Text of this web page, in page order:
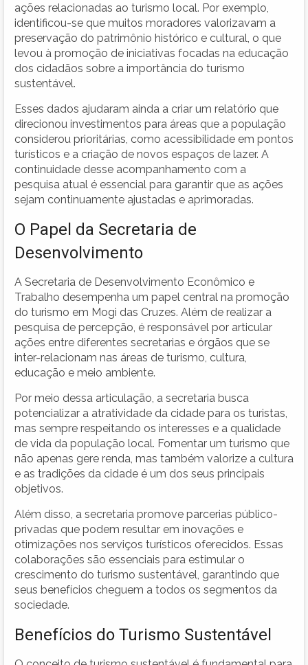
ações relacionadas ao turismo local. Por exemplo,
identificou-se que muitos moradores valorizavam a
preservação do patrimônio histórico e cultural, o que
levou à promoção de iniciativas focadas na educação
dos cidadãos sobre a importância do turismo
sustentável.
Esses dados ajudaram ainda a criar um relatório que
direcionou investimentos para áreas que a população
considerou prioritárias, como acessibilidade em pontos
turísticos e a criação de novos espaços de lazer. A
continuidade desse acompanhamento com a
pesquisa atual é essencial para garantir que as ações
sejam continuamente ajustadas e aprimoradas.
O Papel da Secretaria de
Desenvolvimento
A Secretaria de Desenvolvimento Econômico e
Trabalho desempenha um papel central na promoção
do turismo em Mogi das Cruzes. Além de realizar a
pesquisa de percepção, é responsável por articular
ações entre diferentes secretarias e órgãos que se
inter-relacionam nas áreas de turismo, cultura,
educação e meio ambiente.
Por meio dessa articulação, a secretaria busca
potencializar a atratividade da cidade para os turistas,
mas sempre respeitando os interesses e a qualidade
de vida da população local. Fomentar um turismo que
não apenas gere renda, mas também valorize a cultura
e as tradições da cidade é um dos seus principais
objetivos.
Além disso, a secretaria promove parcerias público-
privadas que podem resultar em inovações e
otimizações nos serviços turísticos oferecidos. Essas
colaborações são essenciais para estimular o
crescimento do turismo sustentável, garantindo que
seus benefícios cheguem a todos os segmentos da
sociedade.
Benefícios do Turismo Sustentável